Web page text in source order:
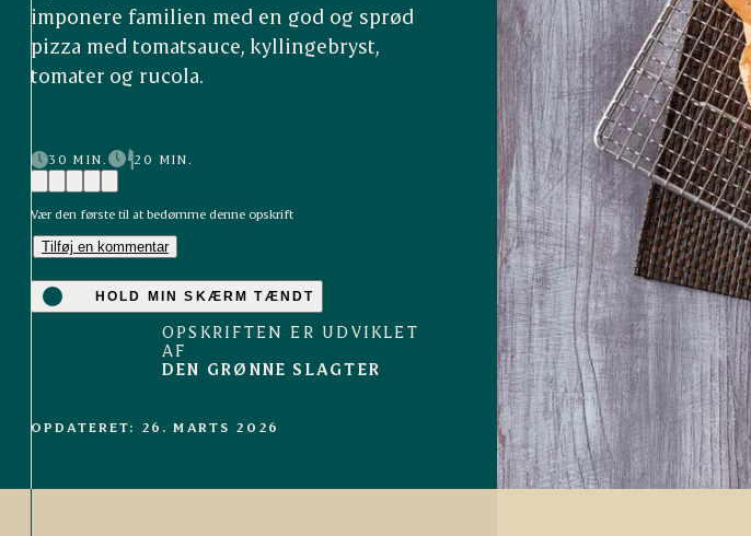
imponere familien med en god og sprød
pizza med tomatsauce, kyllingebryst,
tomater og rucola.
30 MIN. 20 MIN.
Vær den første til at bedømme denne opskrift
Tilføj en kommentar
HOLD MIN SKÆRM TÆNDT
OPSKRIFTEN ER UDVIKLET
AF
DEN GRØNNE SLAGTER
OPDATERET: 26. MARTS 2026